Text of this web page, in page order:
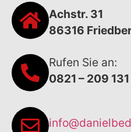
Achstr. 31
86316
Rufen Sie an:
0821 – 209